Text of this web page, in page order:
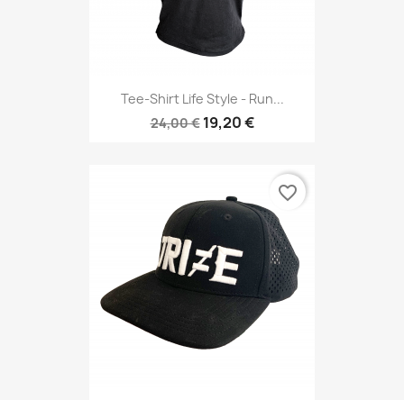
Tee-Shirt Life Style - Run...
24,00 € 19,20 €
favorite_border